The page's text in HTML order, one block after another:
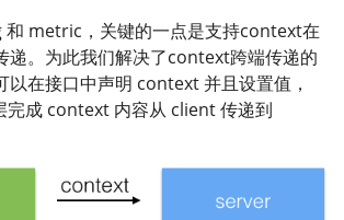
和 metric，关键的一点是支持context在
递。为此我们解决了context跨端传递的
以在接口中声明 context 并且设置值，
成 context 内容从 client 传递到